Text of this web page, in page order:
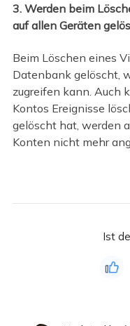
3. Werden beim
auf allen Geräten
Beim Löschen eines
Datenbank gelöscht,
zugreifen kann. Auch
Kontos Ereignisse
gelöscht hat, werden
Konten nicht mehr
Ist